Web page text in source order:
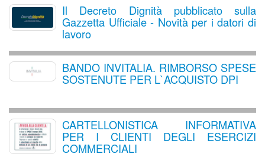
Il Decreto Dignità pubblicato sulla
Gazzetta Ufficiale - Novità per i datori di
lavoro
BANDO INVITALIA. RIMBORSO SPESE
SOSTENUTE PER L`ACQUISTO DPI
CARTELLONISTICA INFORMATIVA
PER I CLIENTI DEGLI ESERCIZI
COMMERCIALI